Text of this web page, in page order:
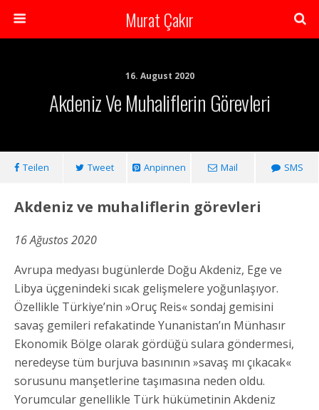
Murat Çakır
16. August 2020
Akdeniz Ve Muhaliflerin Görevleri
Teilen Tweet Anpinnen Mail SMS
Akdeniz ve muhaliflerin görevleri
16 Ağustos 2020
Avrupa medyası bugünlerde Doğu Akdeniz, Ege ve
Libya üçgenindeki sıcak gelişmelere yoğunlaşıyor.
Özellikle Türkiye’nin »Oruç Reis« sondaj gemisini
savaş gemileri refakatinde Yunanistan’ın Münhasır
Ekonomik Bölge olarak gördüğü sulara göndermesi,
neredeyse tüm burjuva basınının »savaş mı çıkacak«
sorusunu manşetlerine taşımasına neden oldu.
Yorumcular genellikle Türk hükümetinin Akdeniz